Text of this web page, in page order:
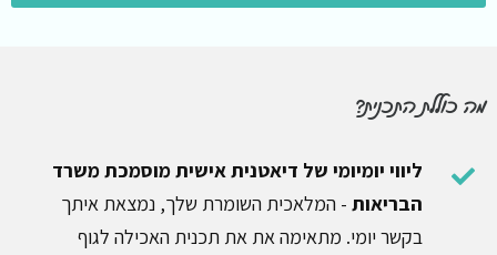
מה כוללת התכנית?
ליווי יומיומי של דיאטנית אישית מוסמכתמשרד
הבריאות - המלאכית השומרת שלך, נמצאת איתך
בקשר יומי. מתאימה את את תכנית האכילה לגוף